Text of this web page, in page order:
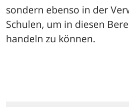
sondern ebenso in der
Schulen, um in diesen
handeln zu können.